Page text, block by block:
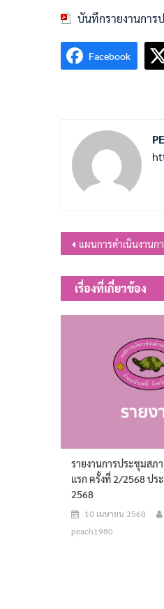
บันทึกรายงานกา
Facebook
แนะแนว
เรื่อง
แผนการดำเนินงานการป้องกันและแก้ไขปัญหาฝุ่นละอองขนาดเล็ก PM2.5 ประจำปีง
เรื่องที่เกี่ยวข้อง
รายงานการประชุมสภ
แรก ครั้งที่ 2/2568 ป
2568
10 เมษายน 2568
peach1980